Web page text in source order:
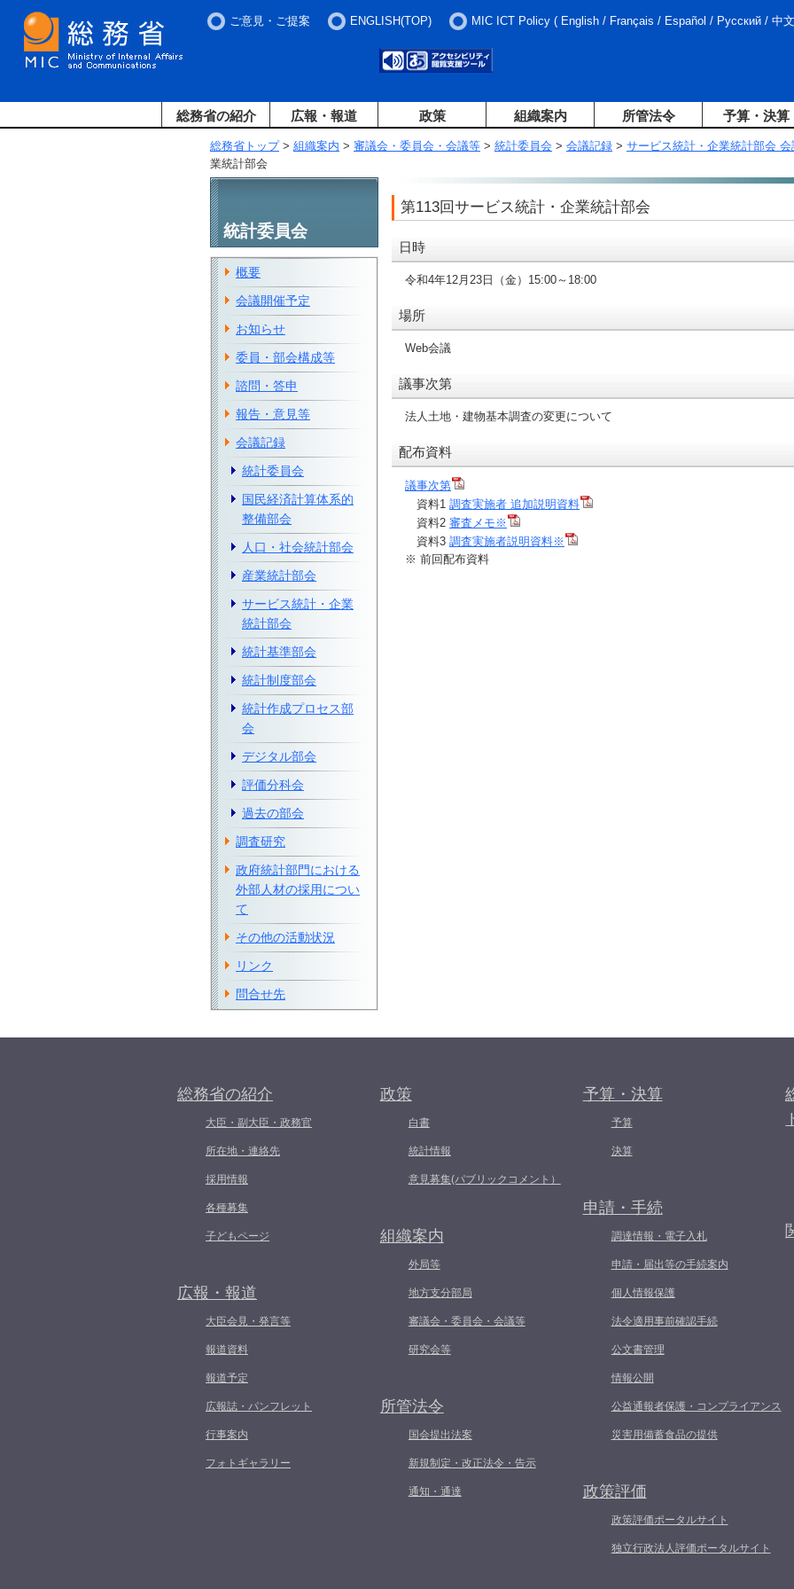
ご意見・ご提案 ENGLISH(TOP) MIC ICT Policy ( English / Français / Español / Русский / 中文
総務省の紹介 広報・報道 政策 組織案内 所管法令 予算・決算
総務省トップ> 組織案内 > 審議会・委員会・会議等 > 統計委員会 > 会議記録 > サービス統計・企業統計部会 会
業統計部会
第113回サービス統計・企業統計部会
日時
令和4年12月23日（金）15:00～18:00
場所
Web会議
議事次第
法人土地・建物基本調査の変更について
配布資料
議事次第
資料1 調査実施者 追加説明資料
資料2 審査メモ※
資料3 調査実施者説明資料※
※ 前回配布資料
統計委員会
概要
会議開催予定
お知らせ
委員・部会構成等
諮問・答申
報告・意見等
会議記録
統計委員会
国民経済計算体系的
整備部会
人口・社会統計部会
産業統計部会
サービス統計・企業
統計部会
統計基準部会
統計制度部会
統計作成プロセス部
会
デジタル部会
評価分科会
過去の部会
調査研究
政府統計部門における
外部人材の採用につい
て
その他の活動状況
リンク
問合せ先
総務省の紹介
大臣・副大臣・政務官
所在地・連絡先
採用情報
各種募集
子どもページ
広報・報道
大臣会見・発言等
報道資料
報道予定
広報誌・パンフレット
行事案内
フォトギャラリー
政策
白書
統計情報
意見募集(パブリックコメント）
組織案内
外局等
地方支分部局
審議会・委員会・会議等
研究会等
所管法令
国会提出法案
新規制定・改正法令・告示
通知・通達
予算・決算
予算
決算
申請・手続
調達情報・電子入札
申請・届出等の手続案内
個人情報保護
法令適用事前確認手続
公文書管理
情報公開
公益通報者保護・コンプライアンス
災害用備蓄食品の提供
政策評価
政策評価ポータルサイト
独立行政法人評価ポータルサイト